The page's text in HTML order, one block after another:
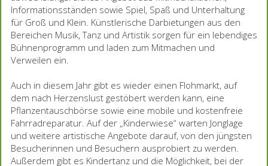
Informationsständen sowie Spiel, Spaß und Unterhaltung
für Groß und Klein. Künstlerische Darbietungen aus den
Bereichen Musik, Tanz und Artistik sorgen für ein lebendiges
Bühnenprogramm und laden zum Mitmachen und
Verweilen ein.
Auch in diesem Jahr gibt es wieder einen Flohmarkt, auf
dem nach Herzenslust gestöbert werden kann, eine
Pflanzentauschbörse sowie eine mobile und kostenfreie
Fahrradreparatur. Auf der „Kinderwiese“ warten Jonglage
und weitere artistische Angebote darauf, von den jüngsten
Besucherinnen und Besuchern ausprobiert zu werden.
Außerdem gibt es Kindertanz und die Möglichkeit, bei der